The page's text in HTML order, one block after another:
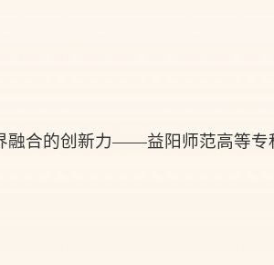
融合的创新力——益阳师范高等专